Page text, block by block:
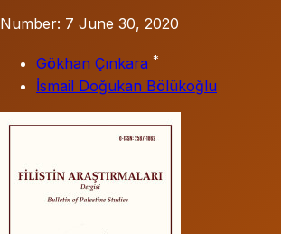
Number: 7 June 30, 2020
Gökhan Çınkara *
İsmail Doğukan Bölükoğlu